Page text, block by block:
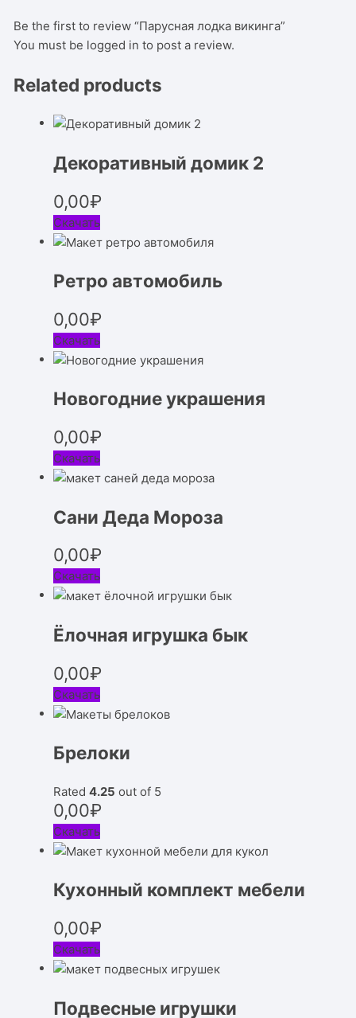
Be the first to review “Парусная лодка викинга”
You must be logged in to post a review.
Related products
Декоративный домик 2
0,00₽
Скачать
Ретро автомобиль
0,00₽
Скачать
Новогодние украшения
0,00₽
Скачать
Сани Деда Мороза
0,00₽
Скачать
Ёлочная игрушка бык
0,00₽
Скачать
Брелоки
Rated4.25 out of 5
0,00₽
Скачать
Кухонный комплект мебели
0,00₽
Скачать
Подвесные игрушки